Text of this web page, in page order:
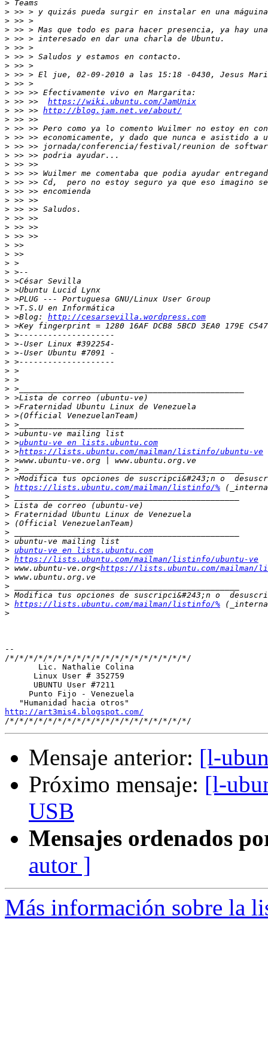
>
>
>
>
>
>
>
>
>
>
>
> >> >> https://wiki.ubuntu.com/JamUnix
> >> >> http://blog.jam.net.ve/about/
>
>
>
>
>
>
>
>
>
>
>
>
>
>
>
>
>
>
>
>
>
>
> >Blog: http://cesarsevilla.wordpress.com
>
>
>
>
>
>
>
>
>
>
>
>
>
> >ubuntu-ve en lists.ubuntu.com
> >https://lists.ubuntu.com/mailman/listinfo/ubuntu-ve
>
>
>
> https://lists.ubuntu.com/mailman/listinfo/%
>
>
>
>
>
>
> ubuntu-ve en lists.ubuntu.com
> https://lists.ubuntu.com/mailman/listinfo/ubuntu-ve
> www.ubuntu-ve.org<https://lists.ubuntu.com/mailman/
>
>
>
> https://lists.ubuntu.com/mailman/listinfo/%
>
--
/*/*/*/*/*/*/*/*/*/*/*/*/*/*/*/*/*/*/*/
       Lic. Nathalie Colina
      Linux User # 352759
      UBUNTU User #7211
     Punto Fijo - Venezuela
http://art3mis4.blogspot.com/
Mensaje anterior: [l-
Próximo mensaje: [l-
USB
Mensajes ordenados
autor ]
Más información sobre la